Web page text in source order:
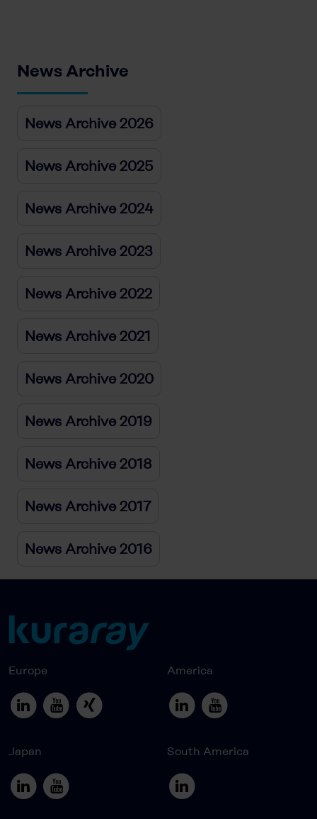
News Archive
News Archive 2026
News Archive 2025
News Archive 2024
News Archive 2023
News Archive 2022
News Archive 2021
News Archive 2020
News Archive 2019
News Archive 2018
News Archive 2017
News Archive 2016
Europe America
Japan South America